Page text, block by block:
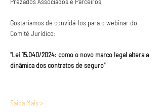
Gostaríamos de convidá-los para o webinar do
Comitê Jurídico:
“Lei 15.040/2024: como o novo marco legal altera a
dinâmica dos contratos de seguro"
Saiba Mais >